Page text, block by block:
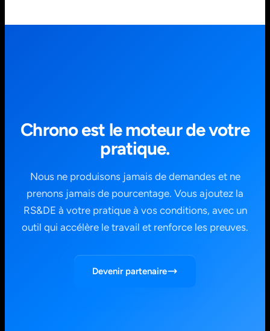
Chrono est le moteur de votre
pratique.
Nous ne produisons jamais de demandes et ne
prenons jamais de pourcentage. Vous ajoutez la
RS&DE à votre pratique à vos conditions, avec un
outil qui accélère le travail et renforce les preuves.
Devenir partenaire